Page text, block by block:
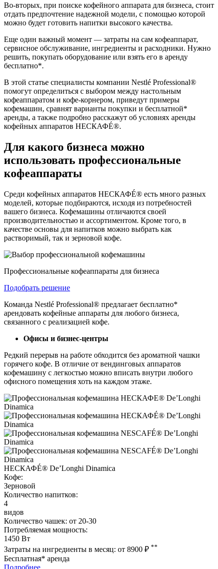
Во-вторых, при поиске кофейного аппарата для бизнеса, стоит
отдать предпочтение надежной модели, с помощью которой
можно будет готовить напитки высокого качества.
Еще один важный момент — затраты на сам кофеаппарат,
сервисное обслуживание, ингредиенты и расходники. Нужно
решить, покупать оборудование или взять его в аренду
бесплатно*.
В этой статье специалисты компании Nestlé Professional®
помогут определиться с выбором между настольным
кофеаппаратом и кофе-корнером, приведут примеры
кофемашин, сравнят варианты покупки и бесплатной*
аренды, а также подробно расскажут об условиях аренды
кофейных аппаратов НЕСКАФÉ®.
Для какого бизнеса можно
использовать профессиональные
кофеаппараты
Среди кофейных аппаратов НЕСКАФÉ® есть много разных
моделей, которые подбираются, исходя из потребностей
вашего бизнеса. Кофемашины отличаются своей
производительностью и ассортиментом. Кроме того, в
качестве основы для напитков можно выбрать как
растворимый, так и зерновой кофе.
Профессиональные кофеаппараты для бизнеса
Подобрать решение
Команда Nestlé Professional® предлагает бесплатно*
арендовать кофейные аппараты для любого бизнеса,
связанного с реализацией кофе.
Офисы и бизнес-центры
Редкий перерыв на работе обходится без ароматной чашки
горячего кофе. В отличие от вендинговых аппаратов
кофемашину с легкостью можно вписать внутри любого
офисного помещения хоть на каждом этаже.
НЕСКАФÉ® De’Longhi Dinamica
Кофе:
Зерновой
Количество напитков:
4
видов
Количество чашек: от 20-30
Потребляемая мощность:
1450 Вт
Затраты на ингредиенты в месяц: от 8900 ₽ **
Бесплатная* аренда
Подробнее